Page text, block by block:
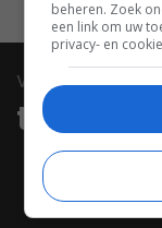
video
trailers
beheren. Zoek
een link om uw
privacy- en